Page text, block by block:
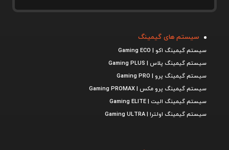
سیستم های گیمینگ
سیستم گیمینگ اکو | Gaming ECO
سیستم گیمینگ پلاس | Gaming PLUS
سیستم گیمینگ پرو | Gaming PRO
سیستم گیمینگ پرو مکس | Gaming PROMAX
سیستم گیمینگ الیت | Gaming ELITE
سیستم گیمینگ اولترا | Gaming ULTRA